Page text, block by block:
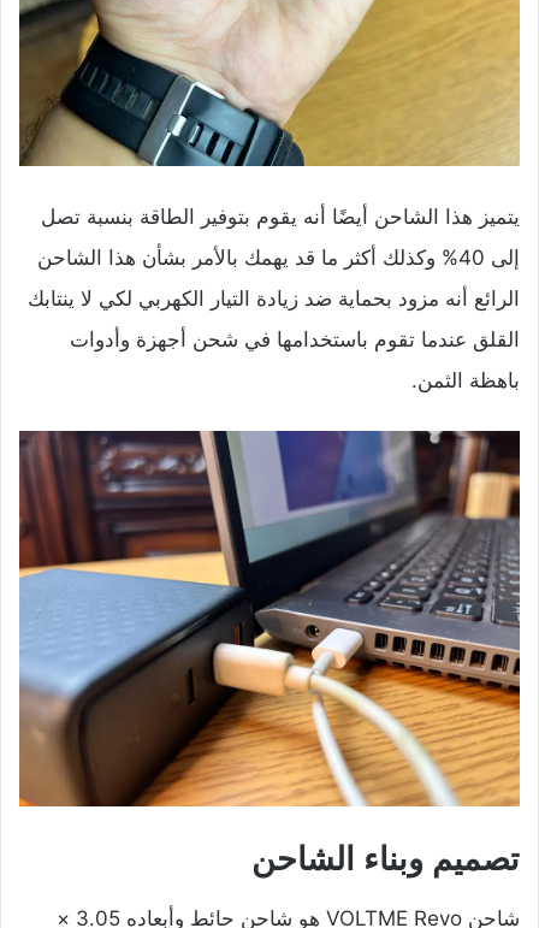
يتميز هذا الشاحن أيضًا أنه يقوم بتوفير الطاقة بنسبة تصل
إلى 40% وكذلك أكثر ما قد يهمك بالأمر بشأن هذا الشاحن
الرائع أنه مزود بحماية ضد زيادة التيار الكهربي لكي لا ينتابك
القلق عندما تقوم باستخدامها في شحن أجهزة وأدوات
باهظة الثمن.
تصميم وبناء الشاحن
شاحن VOLTME Revo هو شاحن حائط وأبعاده 3.05 ×